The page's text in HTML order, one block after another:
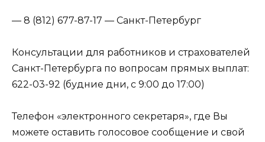
— 8 (812) 677-87-17 — Санкт-Петербург
Консультации для работников и страхователей
Санкт-Петербурга по вопросам прямых выплат:
622-03-92 (будние дни, с 9:00 до 17:00)
Телефон «электронного секретаря», где Вы
можете оставить голосовое сообщение и свой